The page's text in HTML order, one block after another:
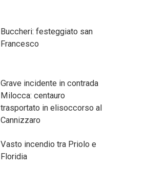
Buccheri: festeggiato san
Francesco
Grave incidente in contrada
Milocca: centauro
trasportato in elisoccorso al
Cannizzaro
Vasto incendio tra Priolo e
Floridia